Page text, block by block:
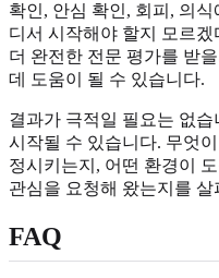
확인, 안심 확인, 회피, 의
디서 시작해야 할지 모르겠
더 완전한 전문 평가를 받
데 도움이 될 수 있습니다.
결과가 극적일 필요는 없
시작될 수 있습니다. 무엇
정시키는지, 어떤 환경이
관심을 요청해 왔는지를
FAQ